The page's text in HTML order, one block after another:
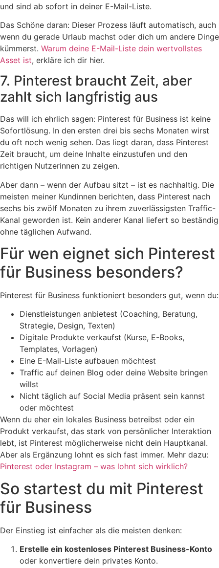
und sind ab sofort in deiner E-Mail-Liste.
Das Schöne daran: Dieser Prozess läuft automatisch, auch
wenn du gerade Urlaub machst oder dich um andere Dinge
kümmerst. Warum deine E-Mail-Liste dein wertvollstes
Asset ist, erkläre ich dir hier.
7. Pinterest braucht Zeit, aber
zahlt sich langfristig aus
Das will ich ehrlich sagen: Pinterest für Business ist keine
Sofortlösung. In den ersten drei bis sechs Monaten wirst
du oft noch wenig sehen. Das liegt daran, dass Pinterest
Zeit braucht, um deine Inhalte einzustufen und den
richtigen Nutzerinnen zu zeigen.
Aber dann – wenn der Aufbau sitzt – ist es nachhaltig. Die
meisten meiner Kundinnen berichten, dass Pinterest nach
sechs bis zwölf Monaten zu ihrem zuverlässigsten Traffic-
Kanal geworden ist. Kein anderer Kanal liefert so beständig
ohne täglichen Aufwand.
Für wen eignet sich Pinterest
für Business besonders?
Pinterest für Business funktioniert besonders gut, wenn du:
Dienstleistungen anbietest (Coaching, Beratung,
Strategie, Design, Texten)
Digitale Produkte verkaufst (Kurse, E-Books,
Templates, Vorlagen)
Eine E-Mail-Liste aufbauen möchtest
Traffic auf deinen Blog oder deine Website bringen
willst
Nicht täglich auf Social Media präsent sein kannst
oder möchtest
Wenn du eher ein lokales Business betreibst oder ein
Produkt verkaufst, das stark von persönlicher Interaktion
lebt, ist Pinterest möglicherweise nicht dein Hauptkanal.
Aber als Ergänzung lohnt es sich fast immer. Mehr dazu:
Pinterest oder Instagram – was lohnt sich wirklich?
So startest du mit Pinterest
für Business
Der Einstieg ist einfacher als die meisten denken:
Erstelle ein kostenloses Pinterest Business-Konto
oder konvertiere dein privates Konto.